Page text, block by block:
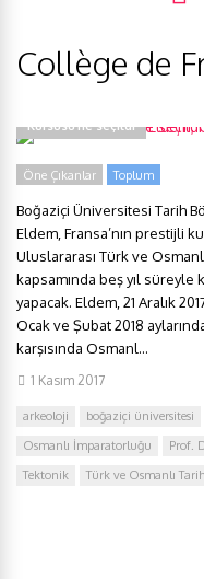
Collège de
Kürsüsü’ne seçildi
Öne Çıkanlar Toplum
Boğaziçi Üniversitesi Tarih
Eldem, Fransa’nın prestijli
Uluslararası Türk ve
kapsamında beş yıl
yapacak. Eldem, 21 Aralık
Ocak ve Şubat 2018
karşısında Osmanl...
1 Kasım 2017
arkeoloji boğaziçi üniversitesi
Osmanlı İmparatorluğu
Prof.
Tektonik
Türk ve Osmanlı